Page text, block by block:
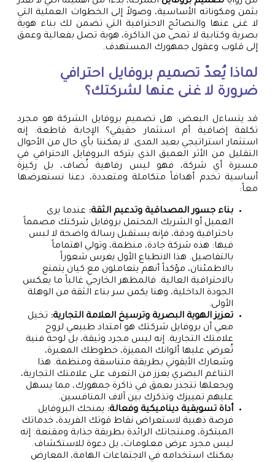
بثمن ومكوناته الأساسية، وصولاً إلى الخطوات العملية التي
لا غنى عنها والنصائح الاحترافية التي تضمن لك بناء هوية
بصرية وكتابية لا تمحى من الذاكرة، هوية تصل بفعالية وعمق
إلى قلوب وعقول جمهورك المستهدف.
لماذا يُعدّ تصميم بروفايل احترافي
ضرورة لا غنى عنها لشركتك؟
قد يتساءل البعض: هل تصميم بروفايل الشركة هو مجرد
تكلفة إضافية أم استثمار حقيقي؟ الإجابة قاطعة: إنه
استثمار استراتيجي بعيد المدى. لا يمكننا بأي حال من الأحوال
التقليل من الأثر العميق الذي يتركه البروفايل الاحترافي في
مسيرة أي شركة، فهو ليس رفاهية تُضاف، بل ركيزة
أساسية تخدم أهدافاً متكاملة ومتعددة، دعنا نستعرضها
معاً:
بناء جسور المصداقية وتدعيم الثقة: عندما يرى
العميل أو الشريك المحتمل بروفايل شركتك مصمماً
باحترافية ودقة، فإنه يستقبل رسالة واضحة لا لبس
فيها: هذه شركة جادة، منظمة، وتولي اهتماماً
بالتفاصيل. هذا الانطباع الأول يغرس شعوراً
بالاطمئنان، مؤكداً أنهم يتعاملون مع كيان يتمتع
بالاحترافية العالية. فالمظهر الخارجي غالباً ما يعكس
الجودة الداخلية، وهنا يكمن سر بناء الثقة من الوهلة
الأولى.
تعزيز الهوية البصرية وترسيخ العلامة التجارية: تخيل
معي أن بروفايل شركتك هو امتداد طبيعي لروح
علامتك التجارية. إنه ليس مجرد وثيقة، بل لوحة فنية
تُعرض عليها ألوانك المميزة، خطوطك المعبرة،
وشعارك الأيقوني بطريقة متناسقة ومنظمة. هذا
التناغم البصري يعزز من التعرف على علامتك التجارية،
ويجعلها تتجذر بعمق في ذاكرة جمهورك، مما يسهل
عليهم تمييزك وتذكرك بين آلاف المنافسين.
أداة تسويقية ديناميكية وفعالة: يمنحك البروفايل
فرصة ذهبية لاستعراض نقاط قوتك الفريدة، خدماتك
المبتكرة، ومنتجاتك الرائدة بطريقة جذابة ومقنعة. إنه
ليس مجرد عرض معلومات، بل دعوة للاستكشاف.
يمكنك استخدامه في الاجتماعات الهامة، المعارض